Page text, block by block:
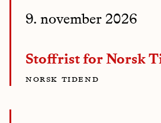
9. november 2026
Stoffrist for Norsk
norsk tidend